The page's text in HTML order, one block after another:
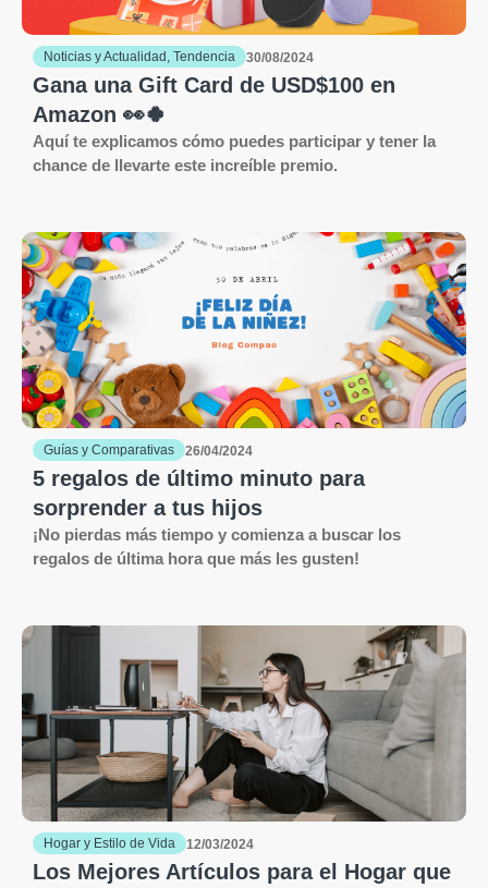
Noticias y Actualidad , Tendencia 30/08/2024
Gana una Gift Card de USD$100 en
Amazon 👀🍀
Aquí te explicamos cómo puedes participar y tener la
chance de llevarte este increíble premio.
Guías y Comparativas 26/04/2024
5 regalos de último minuto para
sorprender a tus hijos
¡No pierdas más tiempo y comienza a buscar los
regalos de última hora que más les gusten!
Hogar y Estilo de Vida 12/03/2024
Los Mejores Artículos para el Hogar que